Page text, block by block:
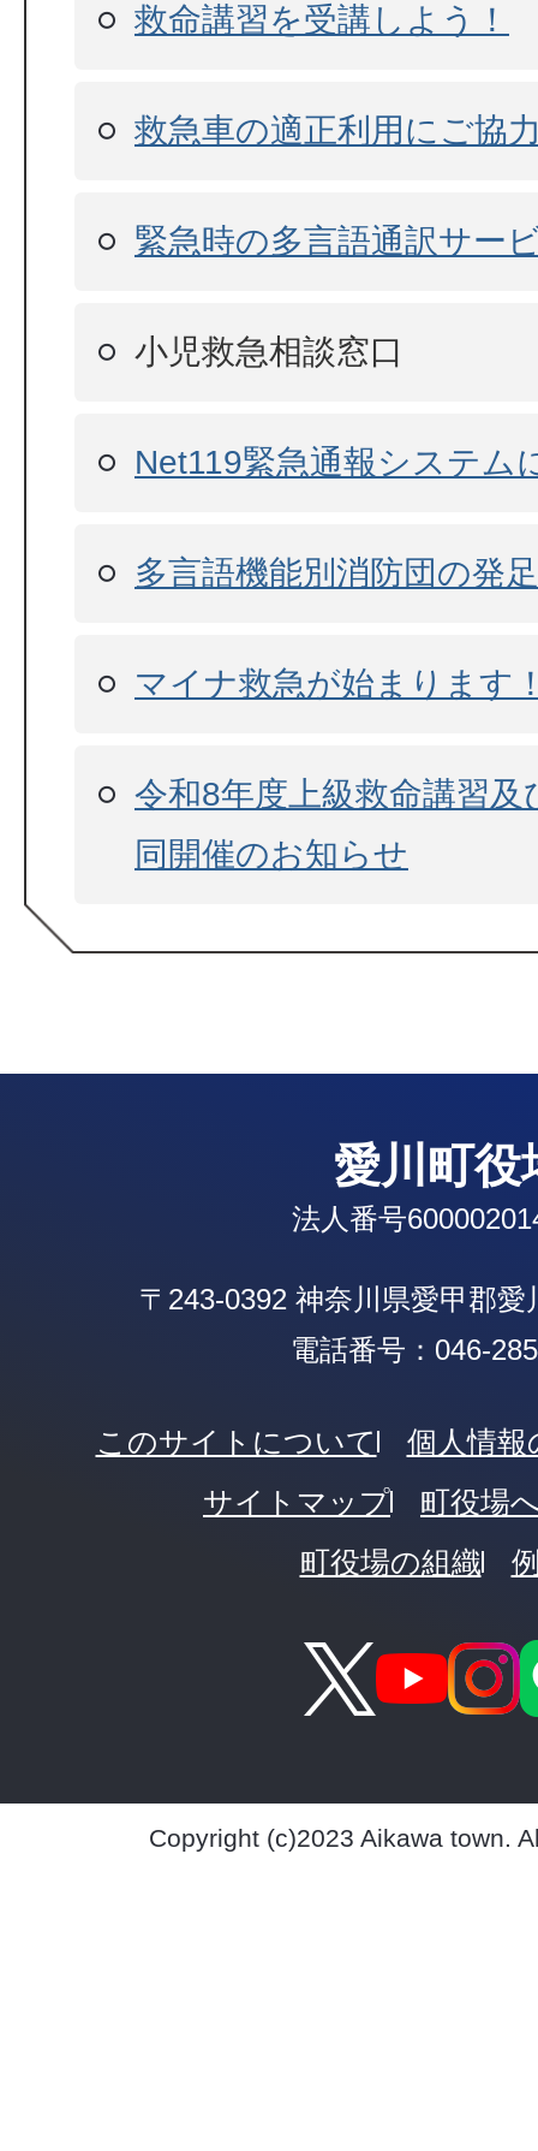
救命講習を受講しよう！
救急車の適正利用にご協
緊急時の多言語通訳サー
小児救急相談窓口
Net119緊急通報システム
多言語機能別消防団の発足
マイナ救急が始まります
令和8年度上級救命講習及
同開催のお知らせ
愛川町役
法人番号
〒243-0392 神奈川県愛甲郡愛
電話番号：046-
このサイトについて
個人情
サイトマップ
町役場
町役場の組織
Copyright (c)2023 Aikawa town.